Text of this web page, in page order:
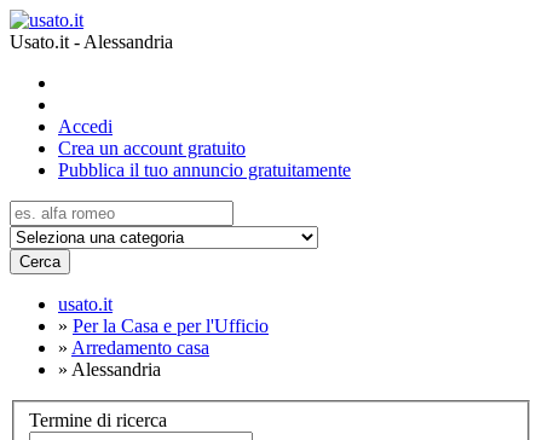
Usato.it - Alessandria
Accedi
Crea un account gratuito
Pubblica il tuo annuncio gratuitamente
Cerca
usato.it
» Per la Casa e per l'Ufficio
» Arredamento casa
» Alessandria
Termine di ricerca